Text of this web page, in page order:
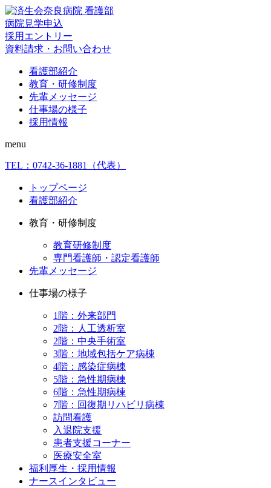
病院見学申込
採用エントリー
資料請求・お問い合わせ
看護部紹介
教育・研修制度
先輩メッセージ
仕事場の様子
採用情報
menu
TEL： 0742-36-1881 （代表）
トップページ
看護部紹介
教育・研修制度
教育研修制度
専門看護師・認定看護師
先輩メッセージ
仕事場の様子
1階：外来部門
2階：人工透析室
2階：中央手術室
3階：地域包括ケア病棟
4階：感染症病棟
5階：急性期病棟
6階：急性期病棟
7階：回復期リハビリ病棟
訪問看護
入退院支援
患者支援コーナー
医療安全室
福利厚生・採用情報
ナースインタビュー